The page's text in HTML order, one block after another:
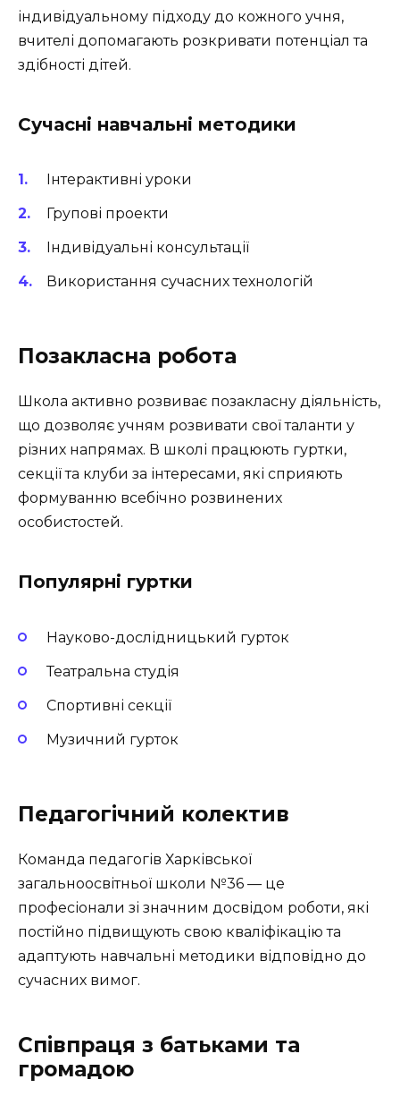
індивідуальному підходу до кожного учня,
вчителі допомагають розкривати потенціал та
здібності дітей.
Сучасні навчальні методики
Інтерактивні уроки
Групові проекти
Індивідуальні консультації
Використання сучасних технологій
Позакласна робота
Школа активно розвиває позакласну діяльність,
що дозволяє учням розвивати свої таланти у
різних напрямах. В школі працюють гуртки,
секції та клуби за інтересами, які сприяють
формуванню всебічно розвинених
особистостей.
Популярні гуртки
Науково-дослідницький гурток
Театральна студія
Спортивні секції
Музичний гурток
Педагогічний колектив
Команда педагогів Харківської
загальноосвітньої школи №36 — це
професіонали зі значним досвідом роботи, які
постійно підвищують свою кваліфікацію та
адаптують навчальні методики відповідно до
сучасних вимог.
Співпраця з батьками та
громадою